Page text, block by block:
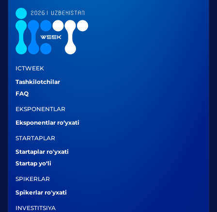
ICTWEEK
Tashkilotchilar
FAQ
EKSPONENTLAR
Eksponentlar ro‘yxati
STARTAPLAR
Startaplar ro'yxati
Startap yo‘li
SPIKERLAR
Spikerlar ro'yxati
INVESTITSIYA